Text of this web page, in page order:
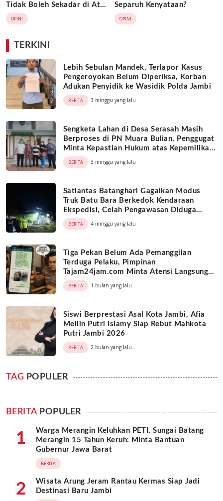
Tidak Boleh Sekadar di Atas
Kertas
OPINI
Separuh Kenyataan?
OPINI
TERKINI
Lebih Sebulan Mandek, Terlapor Kasus
Pengeroyokan Belum Diperiksa, Korban
Adukan Penyidik ke Wasidik Polda Jambi
BERITA 3 minggu yang lalu
Sengketa Lahan di Desa Serasah Masih
Berproses di PN Muara Bulian, Penggugat
Minta Kepastian Hukum atas Kepemilikan
Objek Tanah
BERITA 3 minggu yang lalu
Satlantas Batanghari Gagalkan Modus
Truk Batu Bara Berkedok Kendaraan
Ekspedisi, Celah Pengawasan Diduga
Dimanfaatkan Oknum
BERITA 4 minggu yang lalu
Tiga Pekan Belum Ada Pemanggilan
Terduga Pelaku, Pimpinan
Tajam24jam.com Minta Atensi Langsung
Kapolda Jambi
BERITA 1 bulan yang lalu
Siswi Berprestasi Asal Kota Jambi, Afia
Meilin Putri Islamy Siap Rebut Mahkota
Putri Jambi 2026
BERITA 2 bulan yang lalu
TAG POPULER
BERITAPOPULER
1
Warga Merangin Keluhkan PETI, Sungai Batang
Merangin 15 Tahun Keruh: Minta Bantuan
Gubernur Jawa Barat
BERITA
2
Wisata Arung Jeram Rantau Kermas Siap Jadi
Destinasi Baru Jambi